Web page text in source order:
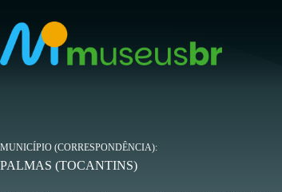
para
conteúdo
MUNICÍPIO (CORRESPONDÊNCIA)
PALMAS (TOCANTINS)